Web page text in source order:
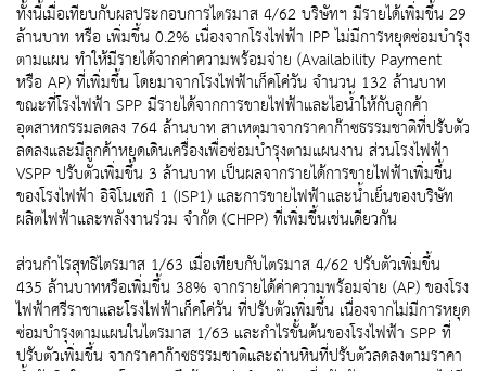
ทั้งนี้เมื่อเทียบกับผลประกอบการไตรมาส 4/62 บริษัทฯ มีรายได้เพิ่มขึ้น 29
ล้านบาท หรือ เพิ่มขึ้น 0.2% เนื่องจากโรงไฟฟ้า IPP ไม่มีการหยุดซ่อมบำรุง
ตามแผน ทำให้มีรายได้จากค่าความพร้อมจ่าย (Availability Payment
หรือ AP) ที่เพิ่มขึ้น โดยมาจากโรงไฟฟ้าเก็คโค่วัน จำนวน 132 ล้านบาท
ขณะที่โรงไฟฟ้า SPP มีรายได้จากการขายไฟฟ้าและไอน้ำให้กับลูกค้า
อุตสาหกรรมลดลง 764 ล้านบาท สาเหตุมาจากราคาก๊าซธรรมชาติที่ปรับตัว
ลดลงและมีลูกค้าหยุดเดินเครื่องเพื่อซ่อมบำรุงตามแผนงาน ส่วนโรงไฟฟ้า
VSPP ปรับตัวเพิ่มขึ้น 3 ล้านบาท เป็นผลจากรายได้การขายไฟฟ้าเพิ่มขึ้น
ของโรงไฟฟ้า อิจิโนเซกิ 1 (ISP1) และการขายไฟฟ้าและน้ำเย็นของบริษัท
ผลิตไฟฟ้าและพลังงานร่วม จำกัด (CHPP) ที่เพิ่มขึ้นเช่นเดียวกัน
ส่วนกำไรสุทธิไตรมาส 1/63 เมื่อเทียบกับไตรมาส 4/62 ปรับตัวเพิ่มขึ้น
435 ล้านบาทหรือเพิ่มขึ้น 38% จากรายได้ค่าความพร้อมจ่าย (AP) ของโรง
ไฟฟ้าศรีราชาและโรงไฟฟ้าเก็คโค่วัน ที่ปรับตัวเพิ่มขึ้น เนื่องจากไม่มีการหยุด
ซ่อมบำรุงตามแผนในไตรมาส 1/63 และกำไรขั้นต้นของโรงไฟฟ้า SPP ที่
ปรับตัวเพิ่มขึ้น จากราคาก๊าซธรรมชาติและถ่านหินที่ปรับตัวลดลงตามราคา